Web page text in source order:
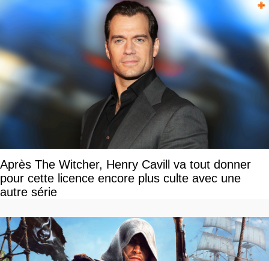
Après The Witcher, Henry Cavill va tout donner
pour cette licence encore plus culte avec une
autre série